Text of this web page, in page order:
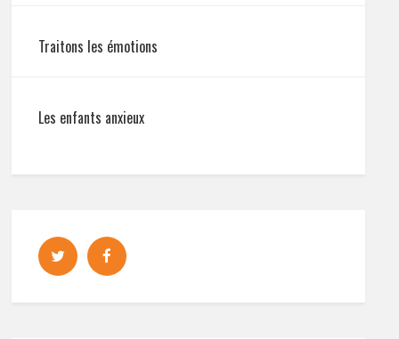
Traitons les émotions
Les enfants anxieux